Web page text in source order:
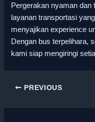
Pergerakan nyaman dan
layanan transportasi
menyajikan experience
Dengan bus terpelihara,
kami siap mengiringi
PREVIOUS